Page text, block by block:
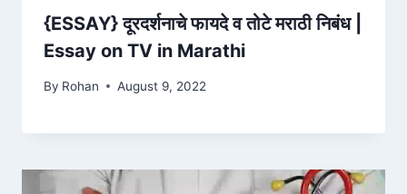
{ESSAY} दूरदर्शनाचे फायदे व तोटे मराठी निबंध |
Essay on TV in Marathi
By Rohan August 9, 2022